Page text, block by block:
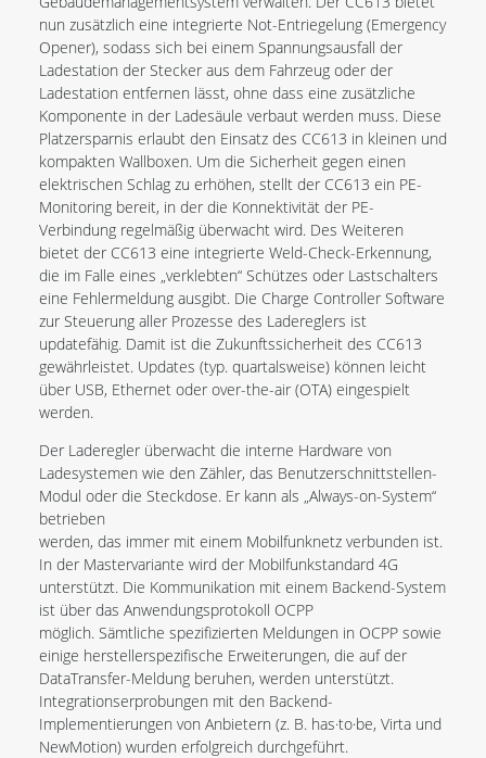
nun zusätzlich eine integrierte Not-Entriegelung (Emergency
Opener), sodass sich bei einem Spannungsausfall der
Ladestation der Stecker aus dem Fahrzeug oder der
Ladestation entfernen lässt, ohne dass eine zusätzliche
Komponente in der Ladesäule verbaut werden muss. Diese
Platzersparnis erlaubt den Einsatz des CC613 in kleinen und
kompakten Wallboxen. Um die Sicherheit gegen einen
elektrischen Schlag zu erhöhen, stellt der CC613 ein PE-
Monitoring bereit, in der die Konnektivität der PE-
Verbindung regelmäßig überwacht wird. Des Weiteren
bietet der CC613 eine integrierte Weld-Check-Erkennung,
die im Falle eines „verklebten“ Schützes oder Lastschalters
eine Fehlermeldung ausgibt. Die Charge Controller Software
zur Steuerung aller Prozesse des Ladereglers ist
updatefähig. Damit ist die Zukunftssicherheit des CC613
gewährleistet. Updates (typ. quartalsweise) können leicht
über USB, Ethernet oder over-the-air (OTA) eingespielt
werden.
Der Laderegler überwacht die interne Hardware von
Ladesystemen wie den Zähler, das Benutzerschnittstellen-
Modul oder die Steckdose. Er kann als „Always-on-System“
betrieben
werden, das immer mit einem Mobilfunknetz verbunden ist.
In der Mastervariante wird der Mobilfunkstandard 4G
unterstützt. Die Kommunikation mit einem Backend-System
ist über das Anwendungsprotokoll OCPP
möglich. Sämtliche spezifizierten Meldungen in OCPP sowie
einige herstellerspezifische Erweiterungen, die auf der
DataTransfer-Meldung beruhen, werden unterstützt.
Integrationserprobungen mit den Backend-
Implementierungen von Anbietern (z. B. has·to·be, Virta und
NewMotion) wurden erfolgreich durchgeführt.